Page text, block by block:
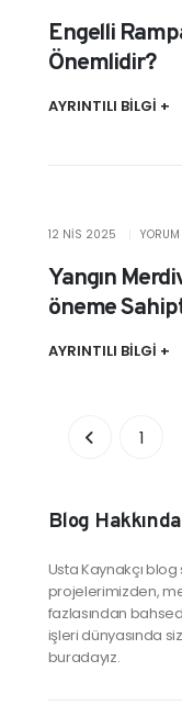
Engelli
Önemlidir?
AYRINTILI BİLGİ +
12 NIS 2025
Yangın
öneme
AYRINTILI BİLGİ +
1
Blog Hakkında
Usta Kaynakçı
projelerimizden,
fazlasından
işleri dünyasında
buradayız.